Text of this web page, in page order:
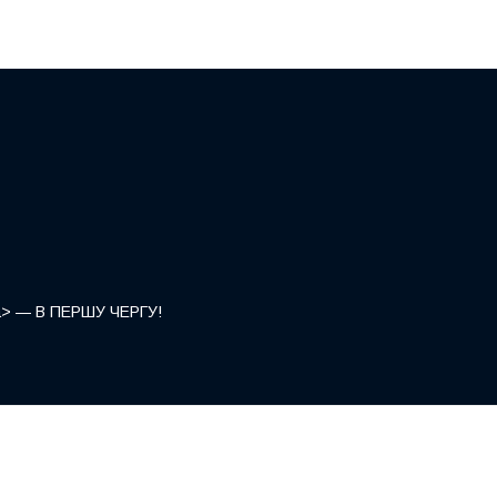
a> — В ПЕРШУ ЧЕРГУ!